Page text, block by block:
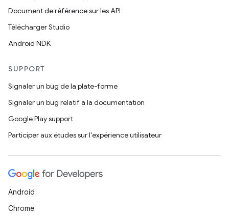
Document de référence sur les API
Télécharger Studio
Android NDK
SUPPORT
Signaler un bug de la plate-forme
Signaler un bug relatif à la documentation
Google Play support
Participer aux études sur l'expérience utilisateur
Android
Chrome